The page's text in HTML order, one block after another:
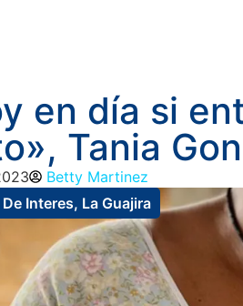
en día si
Tania
Betty Martinez
De Interes, La Guajira